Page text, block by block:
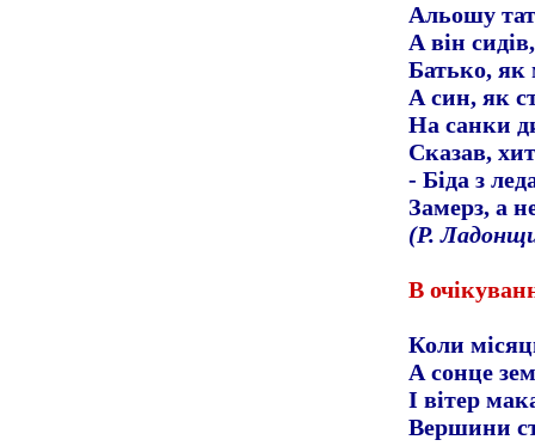
Альошу
А він
Батько, як
А син, як
На санки
Сказав,
- Біда з
Замерз, а
(Р.
В
Коли
А сонце
І вітер
Вершини